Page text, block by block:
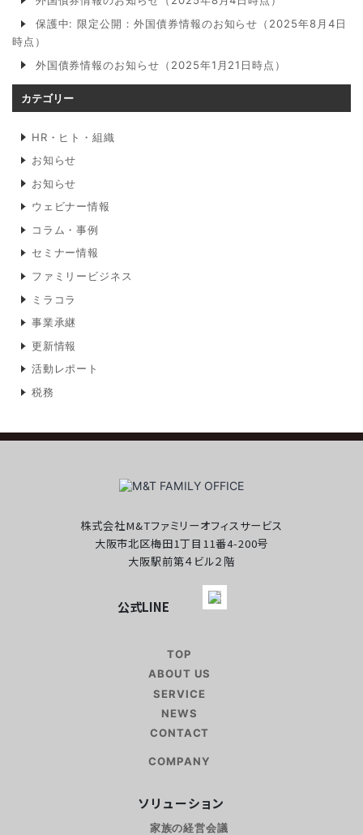
保護中: 限定公開：外国債券情報のお知らせ（2025年8月4日
時点）
外国債券情報のお知らせ（2025年1月21日時点）
カテゴリー
HR・ヒト・組織
お知らせ
お知らせ
ウェビナー情報
コラム・事例
セミナー情報
ファミリービジネス
ミラコラ
事業承継
更新情報
活動レポート
税務
株式会社M&Tファミリーオフィスサービス
大阪市北区梅田1丁目11番4-200号
大阪駅前第４ビル２階
公式LINE
TOP
ABOUT US
SERVICE
NEWS
CONTACT
COMPANY
ソリューション
家族の経営会議